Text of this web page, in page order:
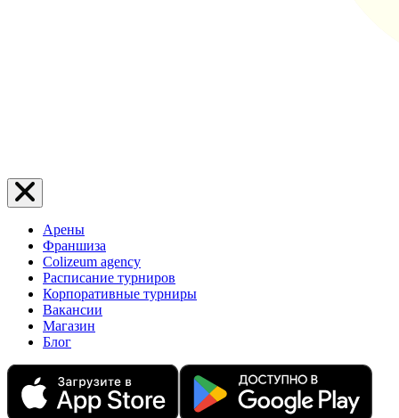
Арены
Франшиза
Colizeum agency
Расписание турниров
Корпоративные турниры
Вакансии
Магазин
Блог